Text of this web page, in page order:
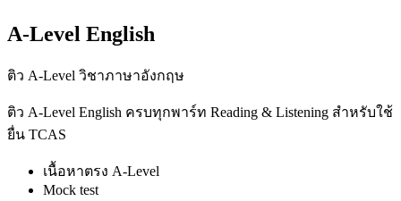
A-Level English
ติว A-Level วิชาภาษาอังกฤษ
ติว A-Level English ครบทุกพาร์ท Reading & Listening สำหรับใช้
ยื่น TCAS
เนื้อหาตรง A-Level
Mock test